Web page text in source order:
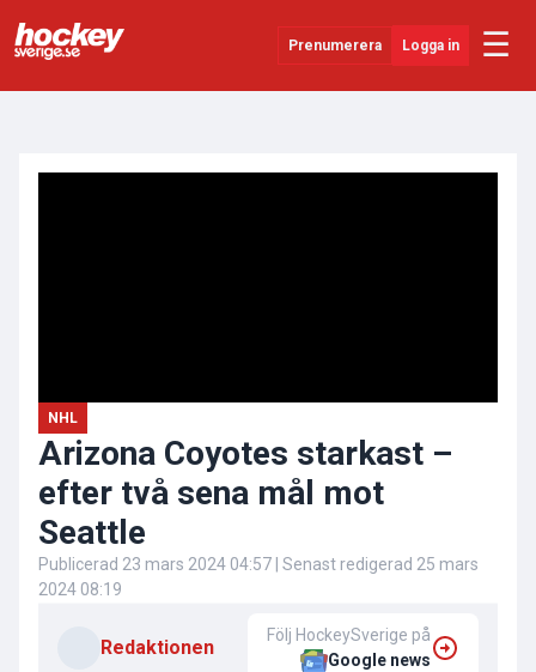
Prenumerera Logga in ☰
NHL
Arizona Coyotes starkast –
efter två sena mål mot
Seattle
Publicerad 23 mars 2024 04:57 | Senast redigerad 25 mars
2024 08:19
Redaktionen
Följ HockeySverige på
Google news